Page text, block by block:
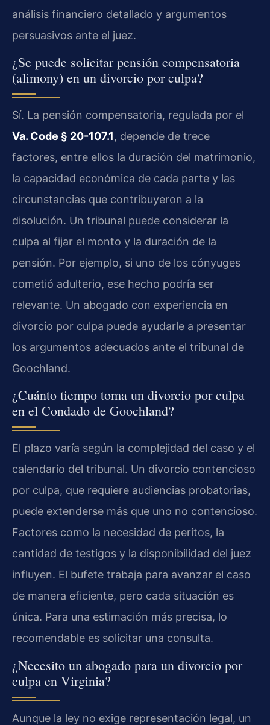
análisis financiero detallado y argumentos
persuasivos ante el juez.
¿Se puede solicitar pensión compensatoria
(alimony) en un divorcio por culpa?
Sí. La pensión compensatoria, regulada por el
Va. Code § 20-107.1, depende de trece
factores, entre ellos la duración del matrimonio,
la capacidad económica de cada parte y las
circunstancias que contribuyeron a la
disolución. Un tribunal puede considerar la
culpa al fijar el monto y la duración de la
pensión. Por ejemplo, si uno de los cónyuges
cometió adulterio, ese hecho podría ser
relevante. Un abogado con experiencia en
divorcio por culpa puede ayudarle a presentar
los argumentos adecuados ante el tribunal de
Goochland.
¿Cuánto tiempo toma un divorcio por culpa
en el Condado de Goochland?
El plazo varía según la complejidad del caso y el
calendario del tribunal. Un divorcio contencioso
por culpa, que requiere audiencias probatorias,
puede extenderse más que uno no contencioso.
Factores como la necesidad de peritos, la
cantidad de testigos y la disponibilidad del juez
influyen. El bufete trabaja para avanzar el caso
de manera eficiente, pero cada situación es
única. Para una estimación más precisa, lo
recomendable es solicitar una consulta.
¿Necesito un abogado para un divorcio por
culpa en Virginia?
Aunque la ley no exige representación legal, un